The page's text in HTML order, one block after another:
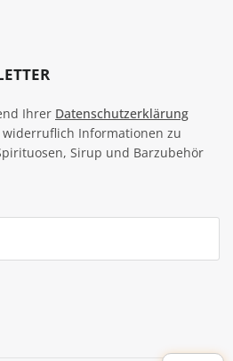
Ihrer Datenschutzerklärung
Informationen zu
Sirup und Barzubehör